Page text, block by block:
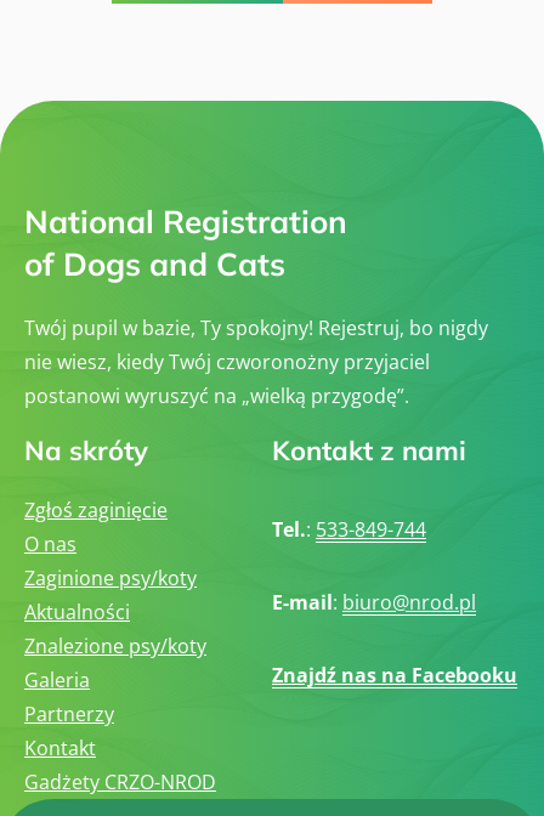
National Registration
of Dogs and Cats
Twój pupil w bazie, Ty spokojny! Rejestruj, bo nigdy
nie wiesz, kiedy Twój czworonożny przyjaciel
postanowi wyruszyć na „wielką przygodę”.
Na skróty
Zgłoś zaginięcie
O nas
Zaginione psy/koty
Aktualności
Znalezione psy/koty
Galeria
Partnerzy
Kontakt
Gadżety CRZO-NROD
Kontakt z nami
Tel.: 533-849-744
E-mail: biuro@nrod.pl
Znajdź nas na Facebooku